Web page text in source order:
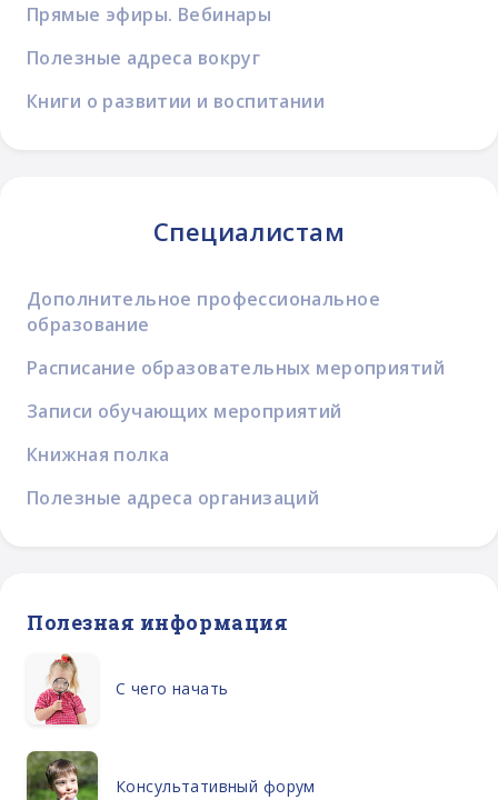
Прямые эфиры. Вебинары
Полезные адреса вокруг
Книги о развитии и воспитании
Специалистам
Дополнительное профессиональное
образование
Расписание образовательных мероприятий
Записи обучающих мероприятий
Книжная полка
Полезные адреса организаций
Полезная информация
С чего начать
Консультативный форум